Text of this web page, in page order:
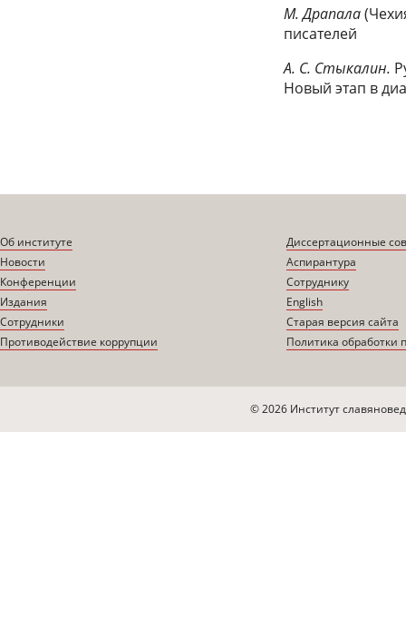
М. Драпала
писателей
А. С. Стыкалин.
Новый этап в
Об институте
Новости
Конференции
Издания
Сотрудники
Противодействие коррупции
Диссертационные
Аспирантура
Сотруднику
English
Старая версия сайта
Политика обработки
© 2026 Институт